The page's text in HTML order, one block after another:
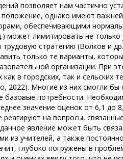
позволяет нам частично
однако имеют
обеспечивающими
может лимитировать не
стратегию (Волков и
только те варианты,
организации. При
в городских, так и сельских
2022). Многие из них смогли
базовые потребности.
значение оценок от 6,1
реагируют на вопросы,
явление может быть
из учителей, а также
глубоко погружены в